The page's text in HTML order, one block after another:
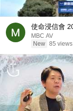
MBC AV
New 85 views